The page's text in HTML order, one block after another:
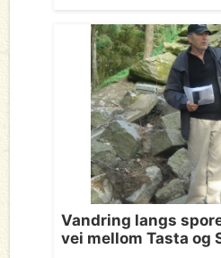
Vandring langs
vei mellom Tasta og